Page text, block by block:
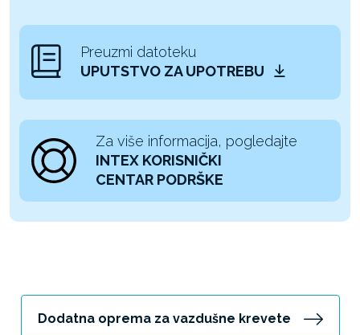
Preuzmi datoteku
UPUTSTVO ZA UPOTREBU
Za više informacija, pogledajte
INTEX KORISNIČKI
CENTAR PODRŠKE
Dodatna oprema za vazdušne krevete